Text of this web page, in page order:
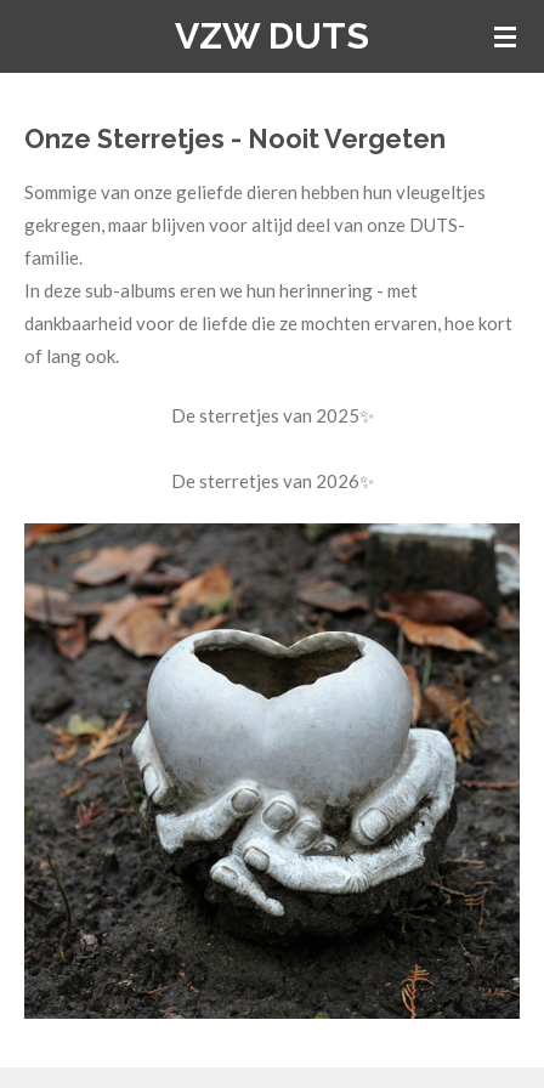
de
VZW DUTS
Onze Sterretjes - Nooit Vergeten
Sommige van onze geliefde dieren hebben hun vleugeltjes
gekregen, maar blijven voor altijd deel van onze DUTS-
familie.
In deze sub-albums eren we hun herinnering - met
dankbaarheid voor de liefde die ze mochten ervaren, hoe kort
of lang ook.
De sterretjes van 2025✨
De sterretjes van 2026✨